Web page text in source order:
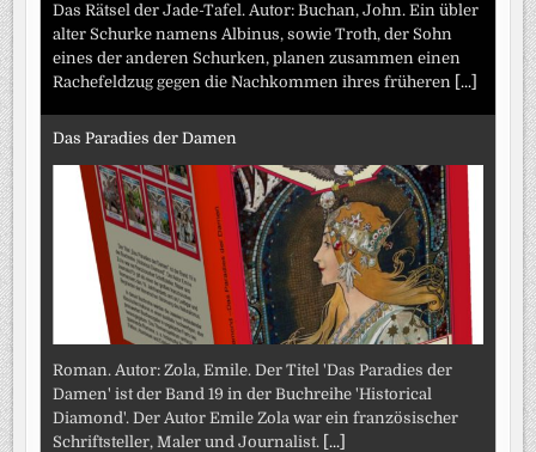
Das Rätsel der Jade-Tafel. Autor: Buchan, John. Ein übler
alter Schurke namens Albinus, sowie Troth, der Sohn
eines der anderen Schurken, planen zusammen einen
Rachefeldzug gegen die Nachkommen ihres früheren [...]
Das Paradies der Damen
Roman. Autor: Zola, Emile. Der Titel 'Das Paradies der
Damen' ist der Band 19 in der Buchreihe 'Historical
Diamond'. Der Autor Emile Zola war ein französischer
Schriftsteller, Maler und Journalist. [...]